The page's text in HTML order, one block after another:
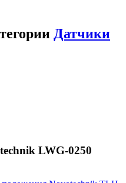
Датчики
LWG-0250